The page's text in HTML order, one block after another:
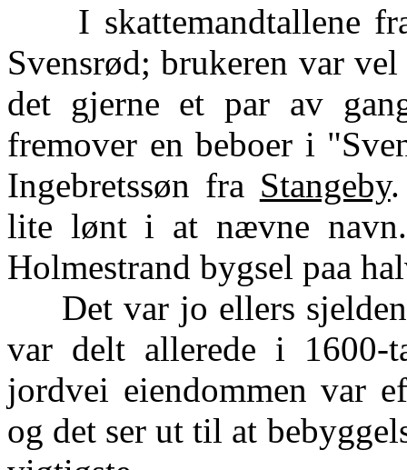
I skattemandtallene fra
Svensrød; brukeren var
det gjerne et par av
fremover en beboer i
Ingebretssøn fra Stangeby
lite lønt i at nævne
Holmestrand bygsel paa
Det var jo ellers sjelden
var delt allerede i
jordvei eiendommen var
og det ser ut til at